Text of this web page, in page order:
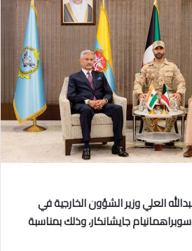
العلي وزير الشؤون الخارجية في
جايشانكار، وذلك بمناسبة